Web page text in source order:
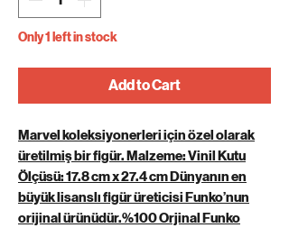
Only 1 left in stock
Add to Cart
Marvel koleksiyonerleri için özel olarak
üretilmiş bir figür. Malzeme: Vinil Kutu
Ölçüsü: 17.8 cm x 27.4 cm Dünyanın en
büyük lisanslı figür üreticisi Funko’nun
orijinal ürünüdür.%100 Orjinal Funko